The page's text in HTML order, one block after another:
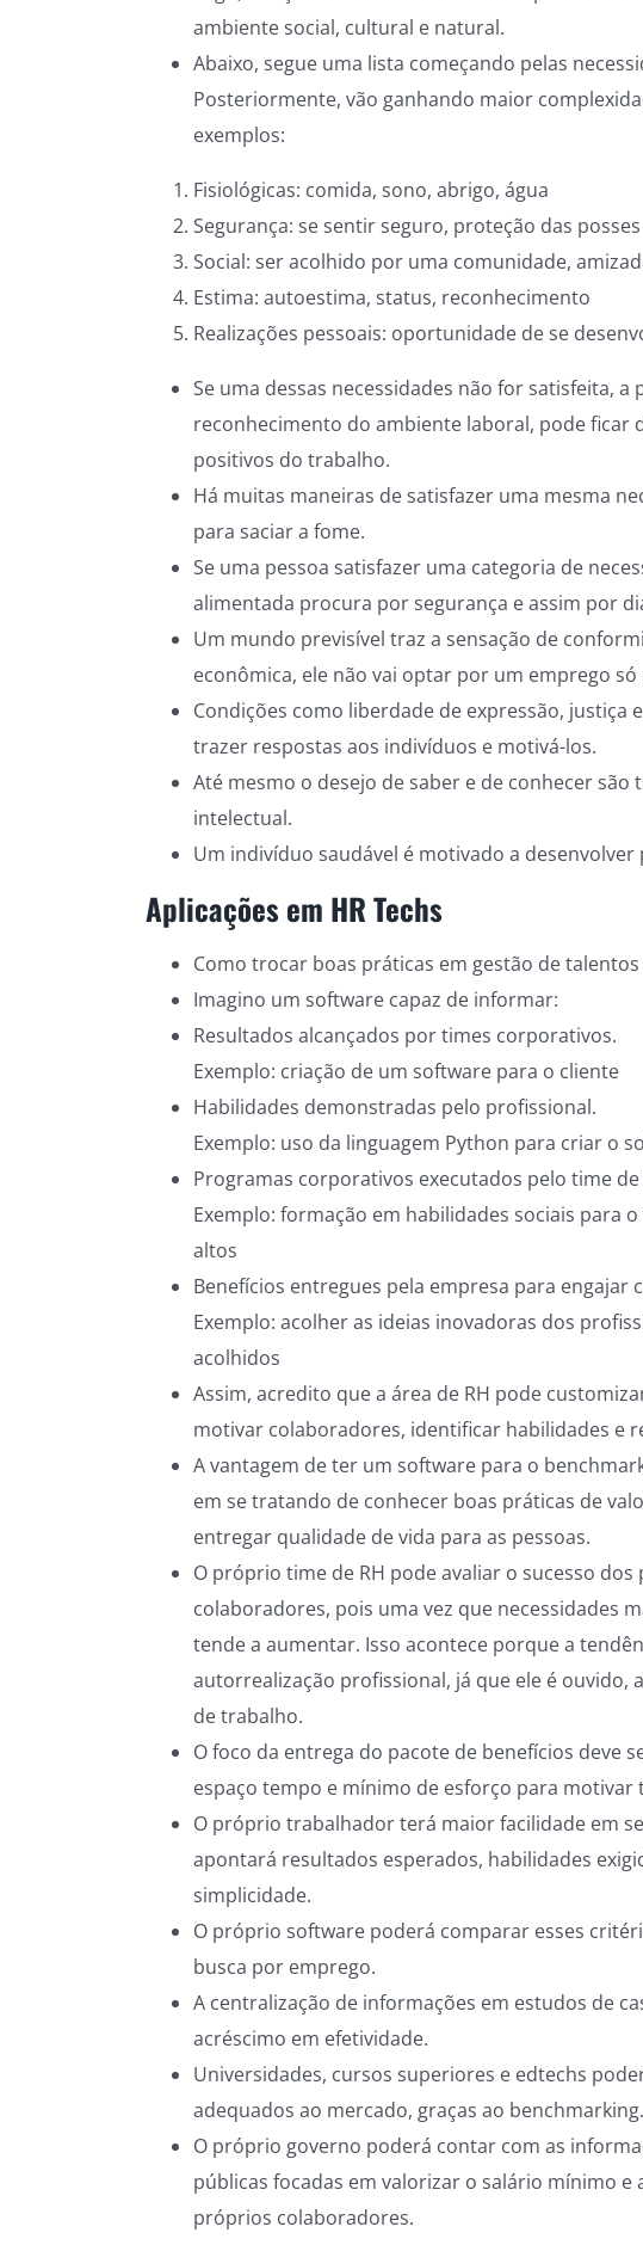
ambiente social, cultural e natural.
Abaixo, segue uma lista começando pelas
Posteriormente, vão ganhando maior
exemplos:
Fisiológicas: comida, sono, abrigo, água
Segurança: se sentir seguro, proteção das
Social: ser acolhido por uma comunidade,
Estima: autoestima, status, reconhecimento
Realizações pessoais: oportunidade de se
Se uma dessas necessidades não for satisfeita,
reconhecimento do ambiente laboral, pode ficar
positivos do trabalho.
Há muitas maneiras de satisfazer uma mesma
para saciar a fome.
Se uma pessoa satisfazer uma categoria de
alimentada procura por segurança e assim por
Um mundo previsível traz a sensação de
econômica, ele não vai optar por um emprego
Condições como liberdade de expressão,
trazer respostas aos indivíduos e motivá-los.
Até mesmo o desejo de saber e de conhecer
intelectual.
Um indivíduo saudável é motivado a
Aplicações em HR Techs
Como trocar boas práticas em gestão de
Imagino um software capaz de informar:
Resultados alcançados por times corporativos.
Exemplo: criação de um software para o cliente
Habilidades demonstradas pelo profissional.
Exemplo: uso da linguagem Python para criar o
Programas corporativos executados pelo time
Exemplo: formação em habilidades sociais para
altos
Benefícios entregues pela empresa para engajar
Exemplo: acolher as ideias inovadoras dos
acolhidos
Assim, acredito que a área de RH pode
motivar colaboradores, identificar habilidades e
A vantagem de ter um software para o
em se tratando de conhecer boas práticas de
entregar qualidade de vida para as pessoas.
O próprio time de RH pode avaliar o sucesso
colaboradores, pois uma vez que necessidades
tende a aumentar. Isso acontece porque a
autorrealização profissional, já que ele é ouvido,
de trabalho.
O foco da entrega do pacote de benefícios deve
espaço tempo e mínimo de esforço para motivar
O próprio trabalhador terá maior facilidade em
apontará resultados esperados, habilidades
simplicidade.
O próprio software poderá comparar esses
busca por emprego.
A centralização de informações em estudos de
acréscimo em efetividade.
Universidades, cursos superiores e edtechs
adequados ao mercado, graças ao benchmarking.
O próprio governo poderá contar com as
públicas focadas em valorizar o salário mínimo
próprios colaboradores.